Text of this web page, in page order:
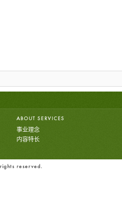
事业理念
内容特长